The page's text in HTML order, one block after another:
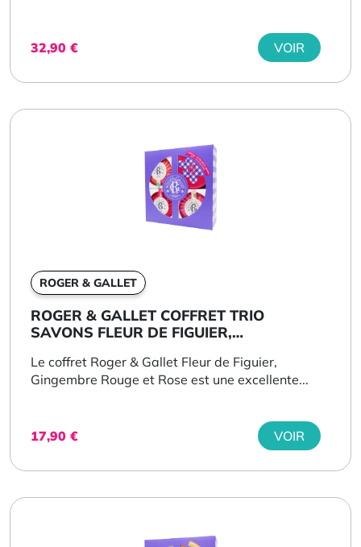
32,90 € VOIR
ROGER & GALLET
ROGER & GALLET COFFRET TRIO
SAVONS FLEUR DE FIGUIER,
Le coffret Roger & Gallet Fleur de Figuier,
Gingembre Rouge et Rose est une excellente...
17,90 € VOIR